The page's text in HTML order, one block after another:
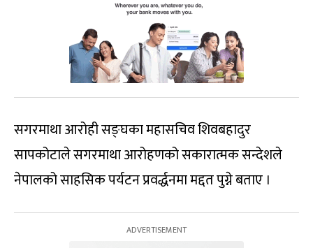
सगरमाथा आरोही सङ्घका महासचिव शिवबहादुर
सापकोटाले सगरमाथा आरोहणको सकारात्मक सन्देशले
नेपालको साहसिक पर्यटन प्रवर्द्धनमा मद्दत पुग्ने बताए ।